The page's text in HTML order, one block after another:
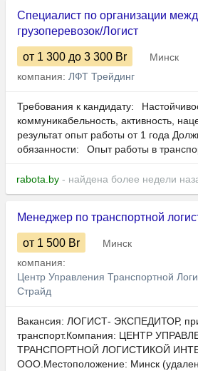
Специалист по организации
грузоперевозок/Логист
от 1 300 до 3 300 Br
Минск
компания: ЛФТ Трейдинг
Требования к кандидату:
коммуникабельность, активность,
результат опыт работы от 1 года
обязанности: Опыт работы в
rabota.by - найдена более недели
Менеджер по транспортной
от 1 500 Br
Минск
компания:
Центр Управления Транспортной
Страйд
Вакансия: ЛОГИСТ- ЭКСПЕДИТОР,
транспорт.Компания: ЦЕНТР
ТРАНСПОРТНОЙ ЛОГИСТИКОЙ
ООО.Местоположение: Минск